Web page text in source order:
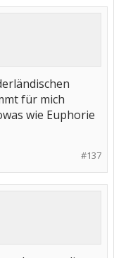
für mich
wie Euphorie
#137